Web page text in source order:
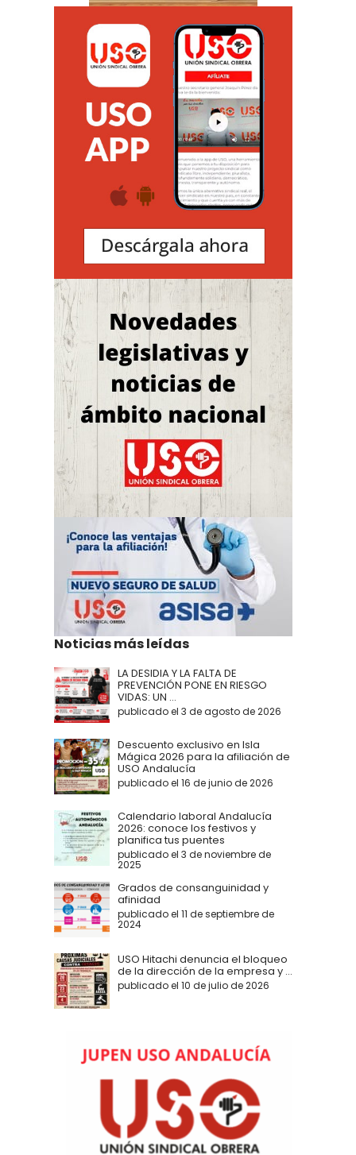
Noticias más leídas
LA DESIDIA Y LA FALTA DE
PREVENCIÓN PONE EN RIESGO
VIDAS: UN ...
publicado el 3 de agosto de 2026
Descuento exclusivo en Isla
Mágica 2026 para la afiliación de
USO Andalucía
publicado el 16 de junio de 2026
Calendario laboral Andalucía
2026: conoce los festivos y
planifica tus puentes
publicado el 3 de noviembre de
2025
Grados de consanguinidad y
afinidad
publicado el 11 de septiembre de
2024
USO Hitachi denuncia el bloqueo
de la dirección de la empresa y ...
publicado el 10 de julio de 2026